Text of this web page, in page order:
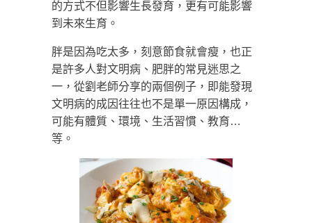
的方式不但影響生長發育，更有可能影響
到未來生育。
胖是因為吃太多，刻意節食就會瘦，也正
是許多人對文明病、肥胖的常見迷思之
一，從劉老師分享的兩個例子，即能發現
文明病的成因往往也不是單一原因構成，
可能有體質、環境、生活習慣、教育…
等。